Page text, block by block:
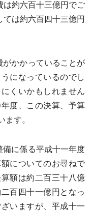
は約六百十三億円でご
は約六百四十三億円
かかっていることが
になっているのでし
くいかもしれません
度、この決算、予算
ます。
に係る平成十一年度
についてのお尋ねで
額は約二百三十八億
百四十一億円となっ
いますが、平成十一